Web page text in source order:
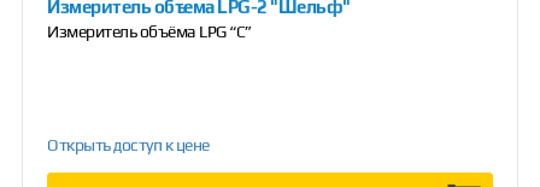
Измеритель объема LPG-2 "Шельф"
Измеритель объёма LPG “C”
Открыть доступ к цене